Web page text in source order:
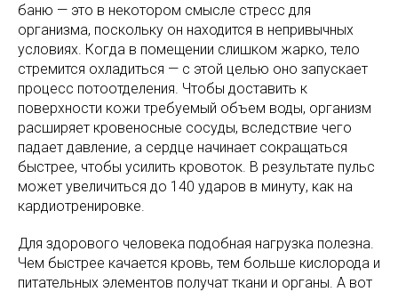
баню — это в некотором смысле стресс для
организма, поскольку он находится в непривычных
условиях. Когда в помещении слишком жарко, тело
стремится охладиться — с этой целью оно запускает
процесс потоотделения. Чтобы доставить к
поверхности кожи требуемый объем воды, организм
расширяет кровеносные сосуды, вследствие чего
падает давление, а сердце начинает сокращаться
быстрее, чтобы усилить кровоток. В результате пульс
может увеличиться до 140 ударов в минуту, как на
кардиотренировке.
Для здорового человека подобная нагрузка полезна.
Чем быстрее качается кровь, тем больше кислорода и
питательных элементов получат ткани и органы. А вот